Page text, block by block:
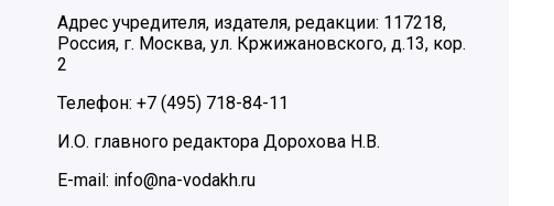
Адрес учредителя, издателя, редакции: 117218,
Россия, г. Москва, ул. Кржижановского, д.13, кор.
2
Телефон: +7 (495) 718-84-11
И.О. главного редактора Дорохова Н.В.
E-mail: info@na-vodakh.ru